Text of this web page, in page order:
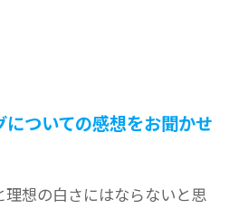
ついての感想をお聞かせ
想の白さにはならないと思